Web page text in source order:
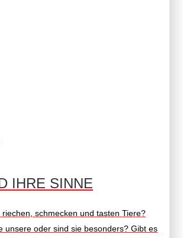
IHRE SINNE
schmecken und tasten Tiere?
unsere oder sind sie besonders? Gibt es